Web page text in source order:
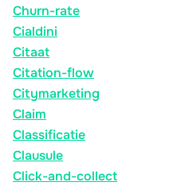
Churn-rate
Cialdini
Citaat
Citation-flow
Citymarketing
Claim
Classificatie
Clausule
Click-and-collect